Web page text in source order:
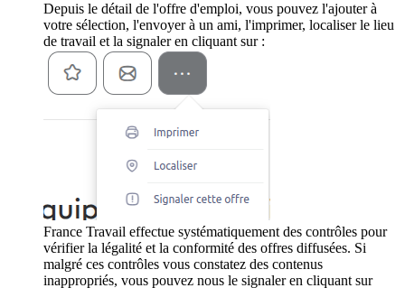
Depuis le détail de l'offre d'emploi, vous pouvez l'ajouter à
votre sélection, l'envoyer à un ami, l'imprimer, localiser le lieu
de travail et la signaler en cliquant sur :
France Travail effectue systématiquement des contrôles pour
vérifier la légalité et la conformité des offres diffusées. Si
malgré ces contrôles vous constatez des contenus
inappropriés, vous pouvez nous le signaler en cliquant sur